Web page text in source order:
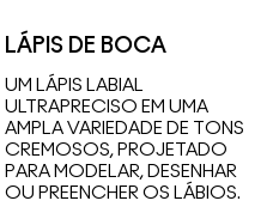
LÁPIS DE BOCA
UM LÁPIS LABIAL
ULTRAPRECISO EM UMA
AMPLA VARIEDADE DE TONS
CREMOSOS, PROJETADO
PARA MODELAR, DESENHAR
OU PREENCHER OS LÁBIOS.